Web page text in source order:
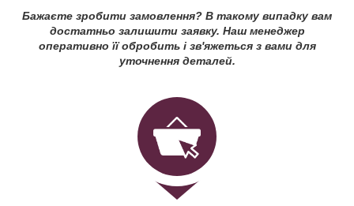
Бажаєте зробити замовлення? В такому випадку вам
достатньо залишити заявку. Наш менеджер
оперативно її обробить і зв'яжеться з вами для
уточнення деталей.